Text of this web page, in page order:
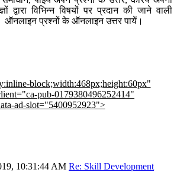
द्वारा विभिन्न विषयों पर प्रदान की जाने वाली
ऑनलाइन प्रश्नों के ऑनलाइन उत्तर पायें।
block;width:468px;height:60px"
pub-0179380496252414"
ad-slot="5400952923">
10:31:44 AM Re: Skill Development